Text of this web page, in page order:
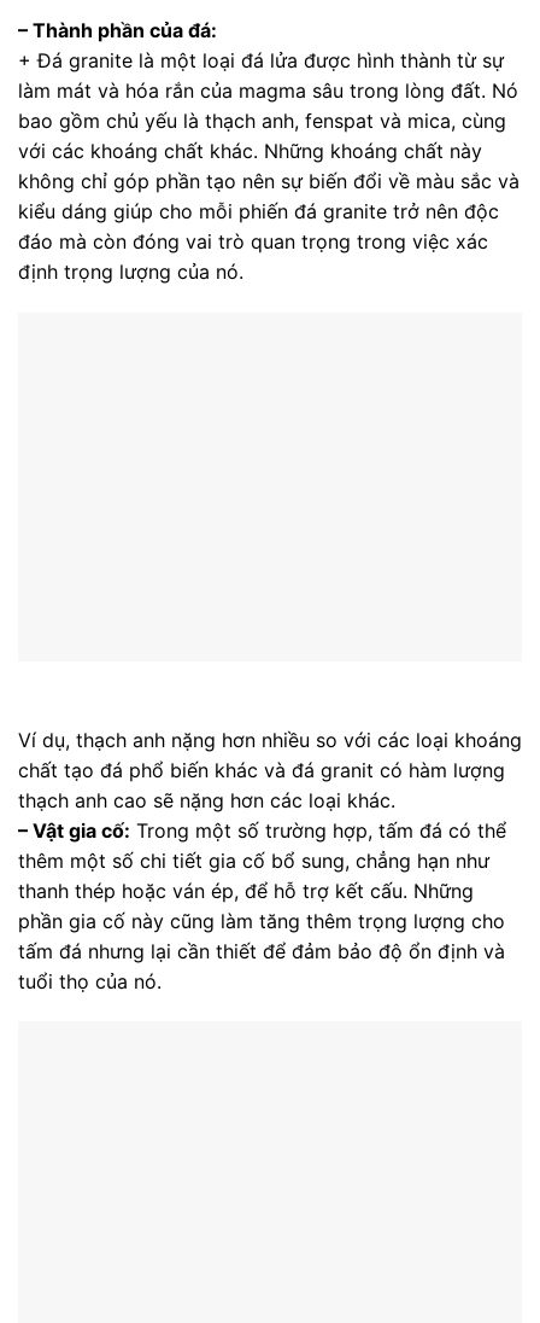
– Thành phần của đá:
+ Đá granite là một loại đá lửa được hình thành từ sự
làm mát và hóa rắn của magma sâu trong lòng đất. Nó
bao gồm chủ yếu là thạch anh, fenspat và mica, cùng
với các khoáng chất khác. Những khoáng chất này
không chỉ góp phần tạo nên sự biến đổi về màu sắc và
kiểu dáng giúp cho mỗi phiến đá granite trở nên độc
đáo mà còn đóng vai trò quan trọng trong việc xác
định trọng lượng của nó.
Ví dụ, thạch anh nặng hơn nhiều so với các loại khoáng
chất tạo đá phổ biến khác và đá granit có hàm lượng
thạch anh cao sẽ nặng hơn các loại khác.
– Vật gia cố: Trong một số trường hợp, tấm đá có thể
thêm một số chi tiết gia cố bổ sung, chẳng hạn như
thanh thép hoặc ván ép, để hỗ trợ kết cấu. Những
phần gia cố này cũng làm tăng thêm trọng lượng cho
tấm đá nhưng lại cần thiết để đảm bảo độ ổn định và
tuổi thọ của nó.